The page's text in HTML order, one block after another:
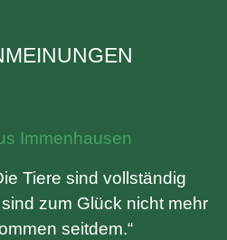
Immenhausen
Tiere sind vollständig
zum Glück nicht mehr
seitdem.“